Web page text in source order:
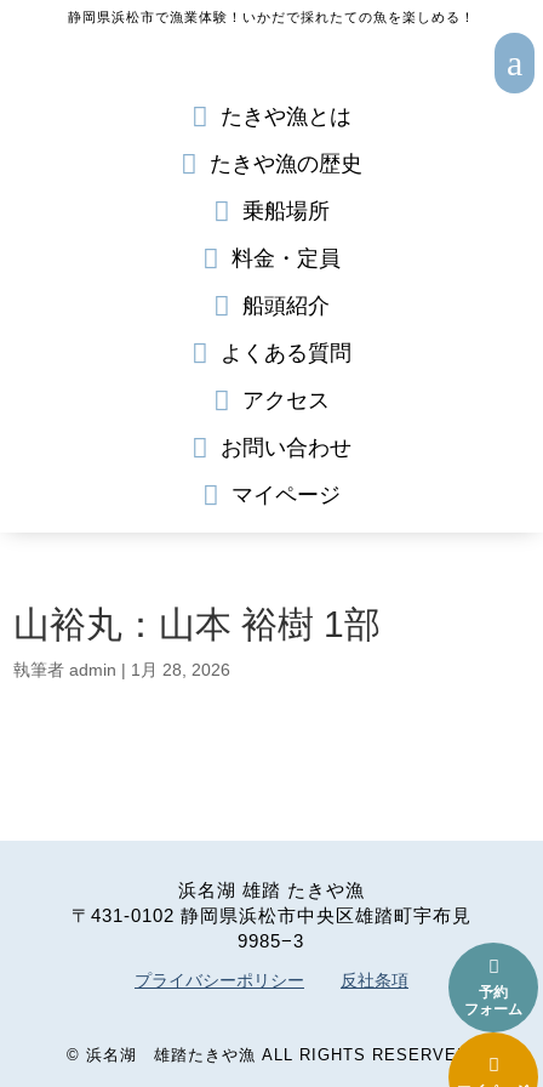
静岡県浜松市で漁業体験！いかだで採れたての魚を楽しめる！
a
 たきや漁とは
 たきや漁の歴史
 乗船場所
 料金・定員
 船頭紹介
 よくある質問
 アクセス
 お問い合わせ
 マイページ

予約
フォーム

山裕丸：山本 裕樹 1部
執筆者admin | 1月 28, 2026
浜名湖 雄踏 たきや漁
〒431-0102 静岡県浜松市中央区雄踏町宇布見
9985−3
プライバシーポリシー 反社条項
©浜名湖 雄踏たきや漁 ALL RIGHTS RESERVED.